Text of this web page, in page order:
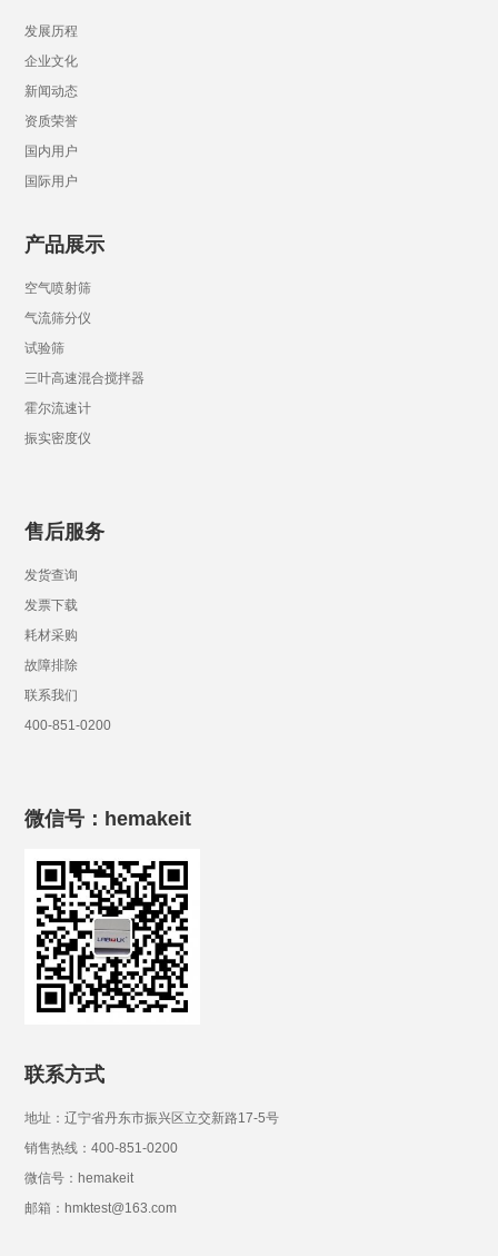
发展历程
企业文化
新闻动态
资质荣誉
国内用户
国际用户
产品展示
空气喷射筛
气流筛分仪
试验筛
三叶高速混合搅拌器
霍尔流速计
振实密度仪
售后服务
发货查询
发票下载
耗材采购
故障排除
联系我们
400-851-0200
微信号：hemakeit
联系方式
地址：辽宁省丹东市振兴区立交新路17-5号
销售热线：400-851-0200
微信号：hemakeit
邮箱：hmktest@163.com